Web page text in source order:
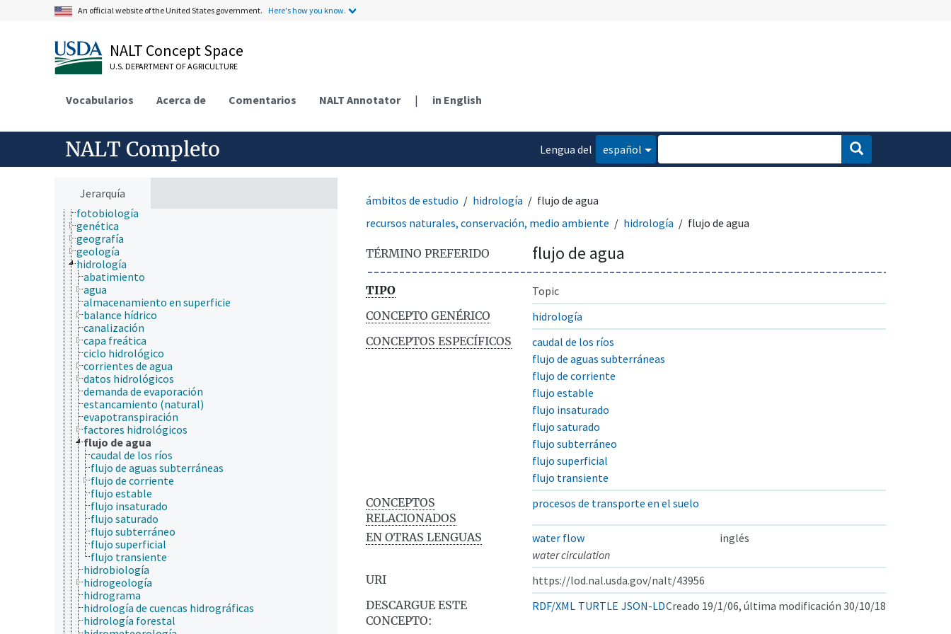
An official website of the United States government. Here's how you know.
NALT Concept Space
U.S. DEPARTMENT OF AGRICULTURE
Vocabularios Acerca de Comentarios NALT Annotator | in English
NALT Completo
Lengua del
español
Jerarquía
comunicación (humana)
cultura y humanidades
ecología
ecología humana
educación
epidemiología
especies químicas
fisiología
fisiopatología
fotobiología
genética
geografía
geología
hidrología
abatimiento
agua
almacenamiento en superficie
balance hídrico
canalización
capa freática
ciclo hidrológico
corrientes de agua
datos hidrológicos
demanda de evaporación
estancamiento (natural)
evapotranspiración
factores hidrológicos
flujo de agua
caudal de los ríos
flujo de aguas subterráneas
flujo de corriente
flujo estable
flujo insaturado
flujo saturado
flujo subterráneo
flujo superficial
flujo transiente
hidrobiología
hidrogeología
hidrograma
hidrología de cuencas hidrográficas
hidrología forestal
ámbitos de estudio hidrología
flujo de agua
recursos naturales, conservación, medio ambiente
hidrología flujo de agua
TÉRMINO PREFERIDO flujo de agua
TIPO
Topic
CONCEPTO GENÉRICO
hidrología
CONCEPTOS ESPECÍFICOS
caudal de los ríos
flujo de aguas subterráneas
flujo de corriente
flujo estable
flujo insaturado
flujo saturado
flujo subterráneo
flujo superficial
flujo transiente
CONCEPTOS
RELACIONADOS
procesos de transporte en el suelo
EN OTRAS LENGUAS water flow
inglés
water circulation
URI
https://lod.nal.usda.gov/nalt/43956
DESCARGUE ESTE
CONCEPTO:
RDF/XML TURTLE JSON-LDCreado 19/1/06, última modificación 30/10/18